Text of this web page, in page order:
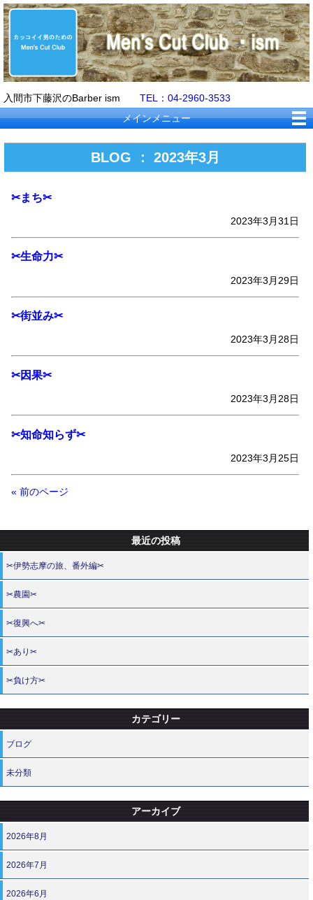
入間市下藤沢のBarber ism TEL：04-2960-3533
メインメニュー
BLOG ： 2023年3月
✂まち✂
2023年3月31日
✂生命力✂
2023年3月29日
✂街並み✂
2023年3月28日
✂因果✂
2023年3月28日
✂知命知らず✂
2023年3月25日
« 前のページ
最近の投稿
✂伊勢志摩の旅、番外編✂
✂農園✂
✂復興へ✂
✂あり✂
✂負け方✂
カテゴリー
ブログ
未分類
アーカイブ
2026年8月
2026年7月
2026年6月